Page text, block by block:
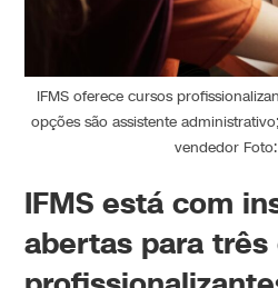
IFMS oferece cursos
opções são assistente
vendedor
IFMS está com
abertas para três